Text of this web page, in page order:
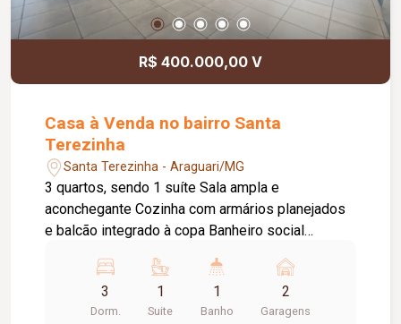
R$ 400.000,00 V
Casa à Venda no bairro Santa
Terezinha
Santa Terezinha - Araguari/MG
3 quartos, sendo 1 suíte Sala ampla e
aconchegante Cozinha com armários planejados
e balcão integrado à copa Banheiro social
Um imóvel que une praticidade, segurança e um
excelente padrão de acabamento, ideal para
quem busca viver com conforto.
3
Dorm.
1
Suite
1
Banho
2
Garagens